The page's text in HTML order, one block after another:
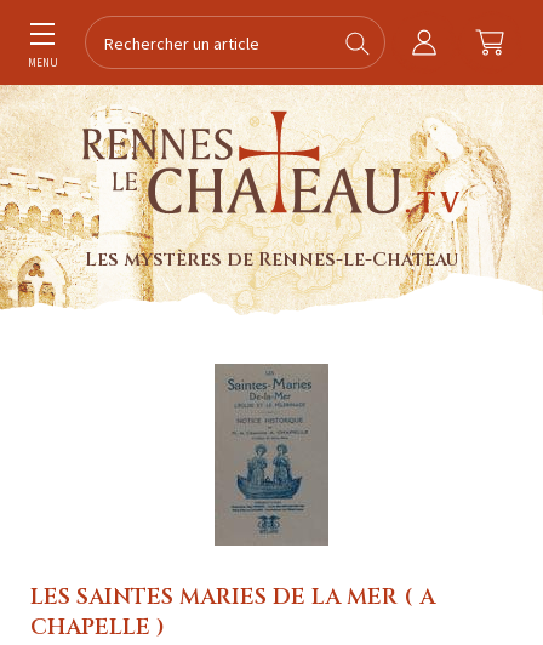
MENU
Les mystères de Rennes-le-Chateau
LES SAINTES MARIES DE LA MER ( A
CHAPELLE )